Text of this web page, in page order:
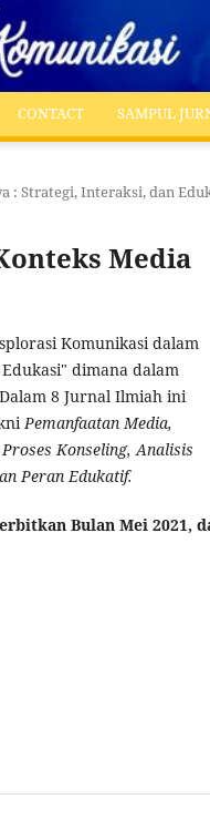
CONTACT SAMPUL
: Strategi, Interaksi, dan
Media
Komunikasi dalam
dimana dalam
8 Jurnal Ilmiah ini
Pemanfaatan Media,
Konseling, Analisis
Peran Edukatif.
Bulan Mei 2021,